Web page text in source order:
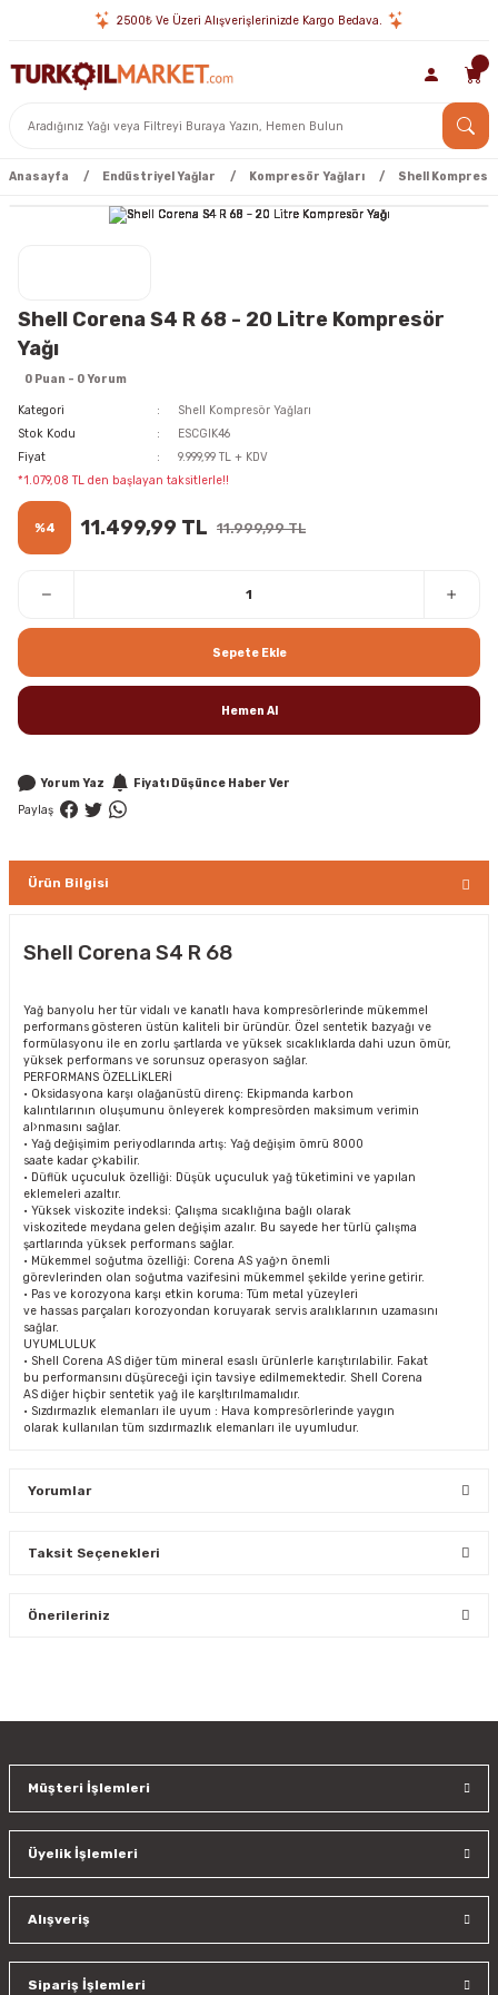
2500₺ Ve Üzeri Alışverişlerinizde Kargo Bedava.
Anasayfa Endüstriyel Yağlar Kompresör Yağları Shell
Shell Corena S4 R 68 - 20 Litre Kompresör
Yağı
0 Puan - 0 Yorum
Kategori
Shell Kompresör Yağları
Stok Kodu
ESCGIK46
Fiyat
9.999,99 TL + KDV
*1.079,08 TL den başlayan taksitlerle!!
%4 11.499,99 TL 11.999,99 TL
Sepete Ekle
Hemen Al
Yorum Yaz
Fiyatı Düşünce Haber Ver
Paylaş
Ürün Bilgisi
Shell Corena S4 R 68
Yağ banyolu her tür vidalı ve kanatlı hava kompresörlerinde mükemmel
performans gösteren üstün kaliteli bir üründür. Özel sentetik bazyağı ve
formülasyonu ile en zorlu şartlarda ve yüksek sıcaklıklarda dahi uzun ömür,
yüksek performans ve sorunsuz operasyon sağlar.
PERFORMANS ÖZELLİKLERİ
• Oksidasyona karşı olağanüstü direnç: Ekipmanda karbon
kalıntılarının oluşumunu önleyerek kompresörden maksimum verimin
al›nmasını sağlar.
• Yağ değişimim periyodlarında artış: Yağ değişim ömrü 8000
saate kadar ç›kabilir.
• Düflük uçuculuk özelliği: Düşük uçuculuk yağ tüketimini ve yapılan
eklemeleri azaltır.
• Yüksek viskozite indeksi: Çalışma sıcaklığına bağlı olarak
viskozitede meydana gelen değişim azalır. Bu sayede her türlü çalışma
şartlarında yüksek performans sağlar.
• Mükemmel soğutma özelliği: Corena AS yağ›n önemli
görevlerinden olan soğutma vazifesini mükemmel şekilde yerine getirir.
• Pas ve korozyona karşı etkin koruma: Tüm metal yüzeyleri
ve hassas parçaları korozyondan koruyarak servis aralıklarının uzamasını
sağlar.
UYUMLULUK
• Shell Corena AS diğer tüm mineral esaslı ürünlerle karıştırılabilir. Fakat
bu performansını düşüreceği için tavsiye edilmemektedir. Shell Corena
AS diğer hiçbir sentetik yağ ile karşltırılmamalıdır.
• Sızdırmazlık elemanları ile uyum : Hava kompresörlerinde yaygın
olarak kullanılan tüm sızdırmazlık elemanları ile uyumludur.
Yorumlar
Taksit Seçenekleri
Önerileriniz
Ürün resmi kalitesiz, bozuk veya görüntülenemiyor.
Ürün bilgilerinde hatalar bulunuyor.
Bu ürüne benzer farklı alternatifler olmalı.
Müşteri İşlemleri
Üyelik İşlemleri
Alışveriş
Sipariş İşlemleri